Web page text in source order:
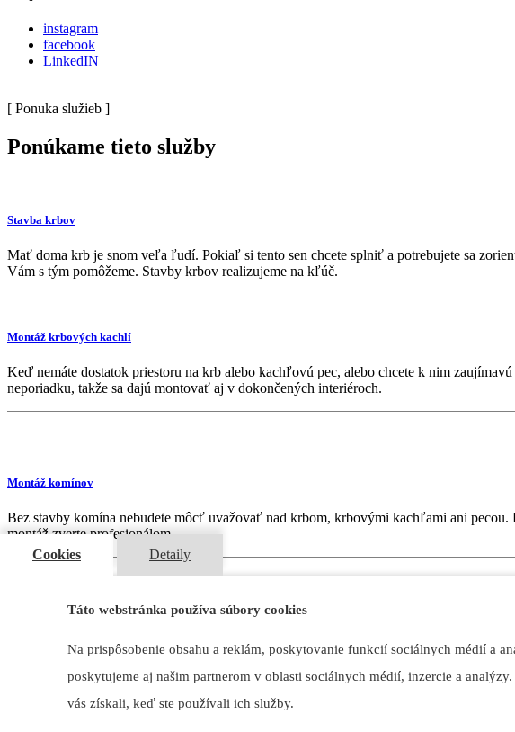
instagram
facebook
LinkedIN
[ Ponuka služieb ]
Ponúkame tieto služby
Stavba krbov
Mať doma krb je snom veľa ľudí. Pokiaľ si tento sen chcete splniť a potrebujete sa
Vám s tým pomôžeme. Stavby krbov realizujeme na kľúč.
Montáž krbových kachlí
Keď nemáte dostatok priestoru na krb alebo kachľovú pec, alebo chcete k nim
neporiadku, takže sa dajú montovať aj v dokončených interiéroch.
Montáž komínov
Bez stavby komína nebudete môcť uvažovať nad krbom, krbovými kachľami ani
montáž zverte profesionálom.
postupne uvoľňované do priestoru po dobu 12 až 24hodín. Kachľový sporák na
Cookies Detaily
Táto webstránka používa súbory cookies
Na prispôsobenie obsahu a reklám, poskytovanie funkcií sociálnych médií a
poskytujeme aj našim partnerom v oblasti sociálnych médií, inzercie a
vás získali, keď ste používali ich služby.